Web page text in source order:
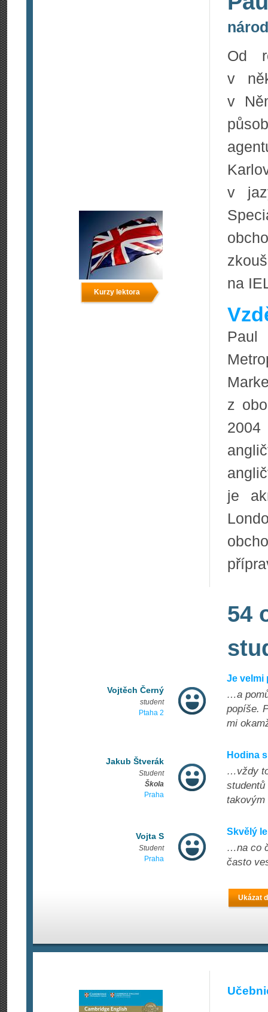
Kurzy lektora
Od
v
v
v
na
z
je
54
Vojtěch Černý
student
Ptaha 2
Je velmi
…a
popíše.
mi
Jakub Štverák
Student
Škola
Praha
Hodina
…vždy
takovým
Vojta S
Student
Praha
Skvělý
…na co
často
Ukázat